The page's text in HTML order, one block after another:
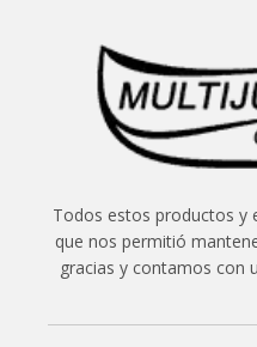
Todos estos productos y
que nos permitió
gracias y contamos con